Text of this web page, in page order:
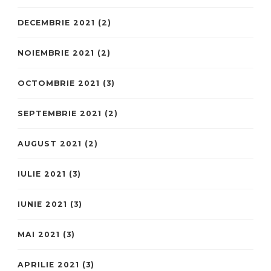
DECEMBRIE 2021 (2)
NOIEMBRIE 2021 (2)
OCTOMBRIE 2021 (3)
SEPTEMBRIE 2021 (2)
AUGUST 2021 (2)
IULIE 2021 (3)
IUNIE 2021 (3)
MAI 2021 (3)
APRILIE 2021 (3)